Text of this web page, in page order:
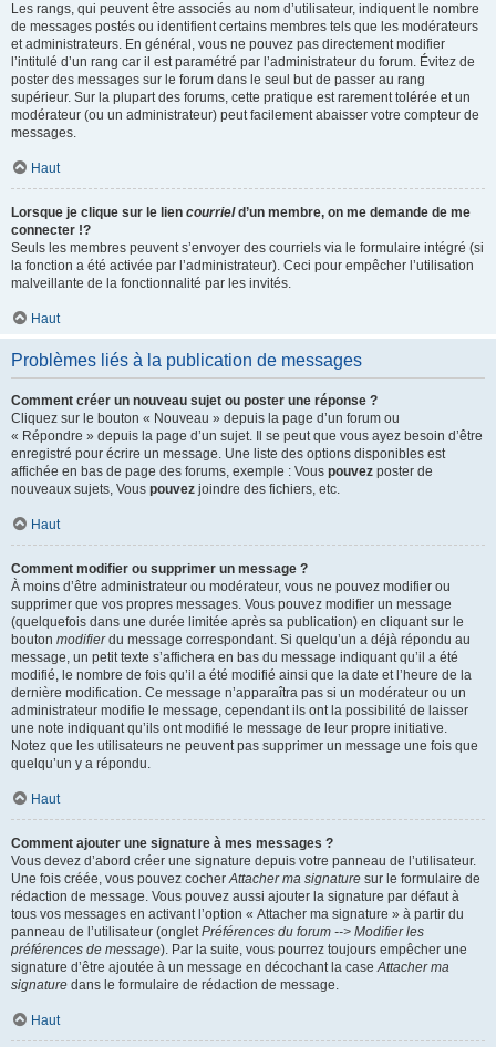
Les rangs, qui peuvent être associés au nom d’utilisateur, indiquent le nombre
de messages postés ou identifient certains membres tels que les modérateurs
et administrateurs. En général, vous ne pouvez pas directement modifier
l’intitulé d’un rang car il est paramétré par l’administrateur du forum. Évitez de
poster des messages sur le forum dans le seul but de passer au rang
supérieur. Sur la plupart des forums, cette pratique est rarement tolérée et un
modérateur (ou un administrateur) peut facilement abaisser votre compteur de
messages.
Haut
Lorsque je clique sur le lien courrield’un membre, on me demande de me
connecter !?
Seuls les membres peuvent s’envoyer des courriels via le formulaire intégré (si
la fonction a été activée par l’administrateur). Ceci pour empêcher l’utilisation
malveillante de la fonctionnalité par les invités.
Haut
Problèmes liés à la publication de messages
Comment créer un nouveau sujet ou poster une réponse ?
Cliquez sur le bouton « Nouveau » depuis la page d’un forum ou
« Répondre » depuis la page d’un sujet. Il se peut que vous ayez besoin d’être
enregistré pour écrire un message. Une liste des options disponibles est
affichée en bas de page des forums, exemple : Vous pouvez poster de
nouveaux sujets, Vous pouvez joindre des fichiers, etc.
Haut
Comment modifier ou supprimer un message ?
À moins d’être administrateur ou modérateur, vous ne pouvez modifier ou
supprimer que vos propres messages. Vous pouvez modifier un message
(quelquefois dans une durée limitée après sa publication) en cliquant sur le
bouton modifierdu message correspondant. Si quelqu’un a déjà répondu au
message, un petit texte s’affichera en bas du message indiquant qu’il a été
modifié, le nombre de fois qu’il a été modifié ainsi que la date et l’heure de la
dernière modification. Ce message n’apparaîtra pas si un modérateur ou un
administrateur modifie le message, cependant ils ont la possibilité de laisser
une note indiquant qu’ils ont modifié le message de leur propre initiative.
Notez que les utilisateurs ne peuvent pas supprimer un message une fois que
quelqu’un y a répondu.
Haut
Comment ajouter une signature à mes messages ?
Vous devez d’abord créer une signature depuis votre panneau de l’utilisateur.
Une fois créée, vous pouvez cocherAttacher ma signature sur le formulaire de
rédaction de message. Vous pouvez aussi ajouter la signature par défaut à
tous vos messages en activant l’option « Attacher ma signature » à partir du
panneau de l’utilisateur (ongletPréférences du forum --> Modifier les
préférences de message). Par la suite, vous pourrez toujours empêcher une
signature d’être ajoutée à un message en décochant la caseAttacher ma
signature dans le formulaire de rédaction de message.
Haut